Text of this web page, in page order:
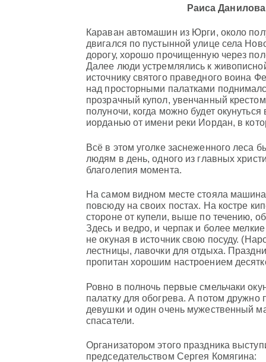
Раиса Данилова
Караван автомашин из Юрги, около
двигался по пустынной улице села
дорогу, хорошо прочищенную через
Далее люди устремлялись к
источнику святого праведного воина
над просторными палатками
прозрачный купол, увенчанный
полуночи, когда можно будет
иорданью от имени реки Иордан, в
Всё в этом уголке заснеженного леса
людям в день, одного из главных
благолепия момента.
На самом видном месте стояла
повсюду на своих постах. На костре
стороне от купели, выше по течению,
Здесь и ведро, и черпак и более
не окуная в источник свою посуду.
лестницы, лавочки для отдыха.
пропитан хорошим настроением
Ровно в полночь первые смельчаки
палатку для обогрева. А потом
девушки и один очень мужественный
спасатели.
Организатором этого праздника
председательством Сергея Комягина: